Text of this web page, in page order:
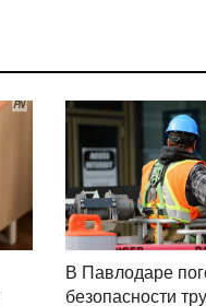
В Павлодаре
безопасности